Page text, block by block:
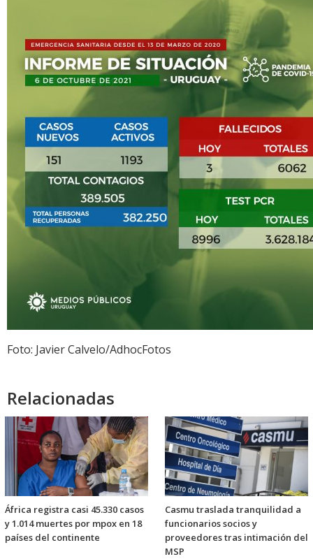
Foto: Javier Calvelo/AdhocFotos
Relacionadas
África registra casi 45.330 casos
y 1.014 muertes por mpox en 18
países del continente
Casmu traslada tranquilidad a
funcionarios socios y
proveedores tras intimación del
MSP